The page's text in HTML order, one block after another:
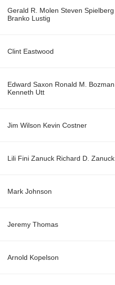
Gerald R. Molen Steven Spielberg
Branko Lustig
Clint Eastwood
Edward Saxon Ronald M. Bozman
Kenneth Utt
Jim Wilson Kevin Costner
Lili Fini Zanuck Richard D. Zanuck
Mark Johnson
Jeremy Thomas
Arnold Kopelson